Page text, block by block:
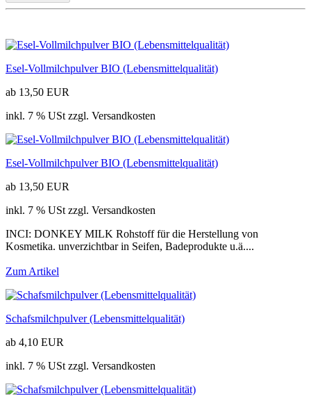
Esel-Vollmilchpulver BIO (Lebensmittelqualität)
ab 13,50 EUR
inkl. 7 % USt zzgl. Versandkosten
Esel-Vollmilchpulver BIO (Lebensmittelqualität)
ab 13,50 EUR
inkl. 7 % USt zzgl. Versandkosten
INCI: DONKEY MILK Rohstoff für die Herstellung von
Kosmetika. unverzichtbar in Seifen, Badeprodukte u.ä....
Zum Artikel
Schafsmilchpulver (Lebensmittelqualität)
ab 4,10 EUR
inkl. 7 % USt zzgl. Versandkosten